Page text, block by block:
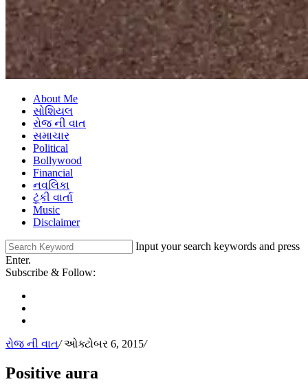
About Me
સોશિયલ
રોજ ની વાત
સમાચાર
Political
Bollywood
Financial
નવલિકા
ટૂંકી વાર્તા
Music
Disclaimer
Input your search keywords and press
Enter.
Subscribe & Follow:
રોજ ની વાત/ઓક્ટોબર 6, 2015/
Positive aura